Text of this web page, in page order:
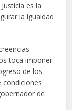
es la
la igualdad
toca imponer
de los
condiciones
de